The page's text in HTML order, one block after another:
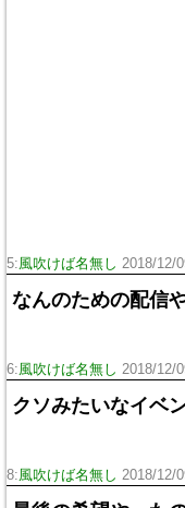
5:風吹けば名無し 2018/12/
なんのための配信
6:風吹けば名無し 2018/12/
クソみたいなイベ
8:風吹けば名無し 2018/12/